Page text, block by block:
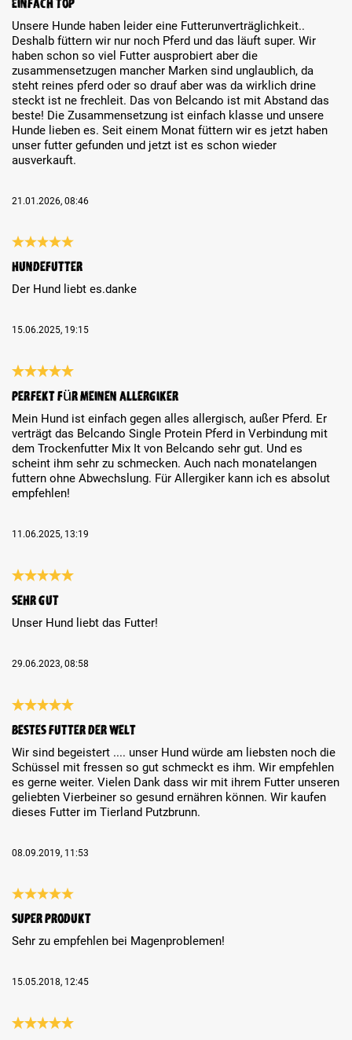
Unsere Hunde haben leider eine Futterunverträglichkeit..
Deshalb füttern wir nur noch Pferd und das läuft super. Wir
haben schon so viel Futter ausprobiert aber die
zusammensetzugen mancher Marken sind unglaublich, da
steht reines pferd oder so drauf aber was da wirklich drine
steckt ist ne frechleit. Das von Belcando ist mit Abstand das
beste! Die Zusammensetzung ist einfach klasse und unsere
Hunde lieben es. Seit einem Monat füttern wir es jetzt haben
unser futter gefunden und jetzt ist es schon wieder
ausverkauft.
21.01.2026, 08:46
Hundefutter
Der Hund liebt es.danke
15.06.2025, 19:15
Perfekt für meinen Allergiker
Mein Hund ist einfach gegen alles allergisch, außer Pferd. Er
verträgt das Belcando Single Protein Pferd in Verbindung mit
dem Trockenfutter Mix It von Belcando sehr gut. Und es
scheint ihm sehr zu schmecken. Auch nach monatelangen
futtern ohne Abwechslung. Für Allergiker kann ich es absolut
empfehlen!
11.06.2025, 13:19
Sehr gut
Unser Hund liebt das Futter!
29.06.2023, 08:58
Bestes Futter der Welt
Wir sind begeistert .... unser Hund würde am liebsten noch die
Schüssel mit fressen so gut schmeckt es ihm. Wir empfehlen
es gerne weiter. Vielen Dank dass wir mit ihrem Futter unseren
geliebten Vierbeiner so gesund ernähren können. Wir kaufen
dieses Futter im Tierland Putzbrunn.
08.09.2019, 11:53
Super Produkt
Sehr zu empfehlen bei Magenproblemen!
15.05.2018, 12:45